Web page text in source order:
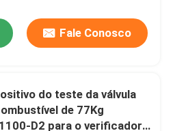
Fale Conosco
do teste da válvula
de 77Kg
D2 para o verificador